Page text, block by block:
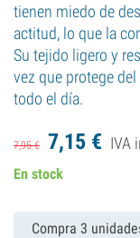
tienen miedo de
actitud, lo que la
Su tejido ligero y
vez que protege
todo el día.
7,95€ 7,15 € IVA
En stock
Compra 3